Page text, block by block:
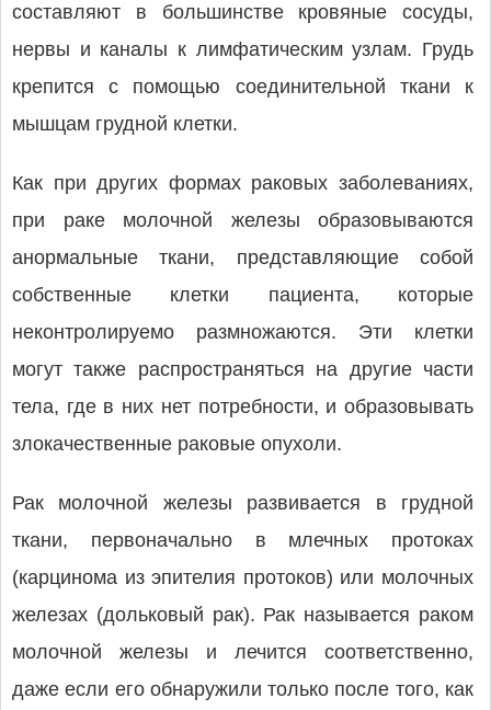
составляют в большинстве кровяные сосуды,
нервы и каналы к лимфатическим узлам. Грудь
крепится с помощью соединительной ткани к
мышцам грудной клетки.
Как при других формах раковых заболеваниях,
при раке молочной железы образовываются
анормальные ткани, представляющие собой
собственные клетки пациента, которые
неконтролируемо размножаются. Эти клетки
могут также распространяться на другие части
тела, где в них нет потребности, и образовывать
злокачественные раковые опухоли.
Рак молочной железы развивается в грудной
ткани, первоначально в млечных протоках
(карцинома из эпителия протоков) или молочных
железах (дольковый рак). Рак называется раком
молочной железы и лечится соответственно,
даже если его обнаружили только после того, как